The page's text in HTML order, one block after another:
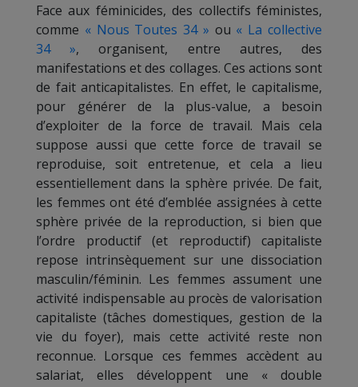
Face aux féminicides, des collectifs féministes,
comme « Nous Toutes 34 » ou « La collective
34 », organisent, entre autres, des
manifestations et des collages. Ces actions sont
de fait anticapitalistes. En effet, le capitalisme,
pour générer de la plus-value, a besoin
d’exploiter de la force de travail. Mais cela
suppose aussi que cette force de travail se
reproduise, soit entretenue, et cela a lieu
essentiellement dans la sphère privée. De fait,
les femmes ont été d’emblée assignées à cette
sphère privée de la reproduction, si bien que
l’ordre productif (et reproductif) capitaliste
repose intrinsèquement sur une dissociation
masculin/féminin. Les femmes assument une
activité indispensable au procès de valorisation
capitaliste (tâches domestiques, gestion de la
vie du foyer), mais cette activité reste non
reconnue. Lorsque ces femmes accèdent au
salariat, elles développent une « double